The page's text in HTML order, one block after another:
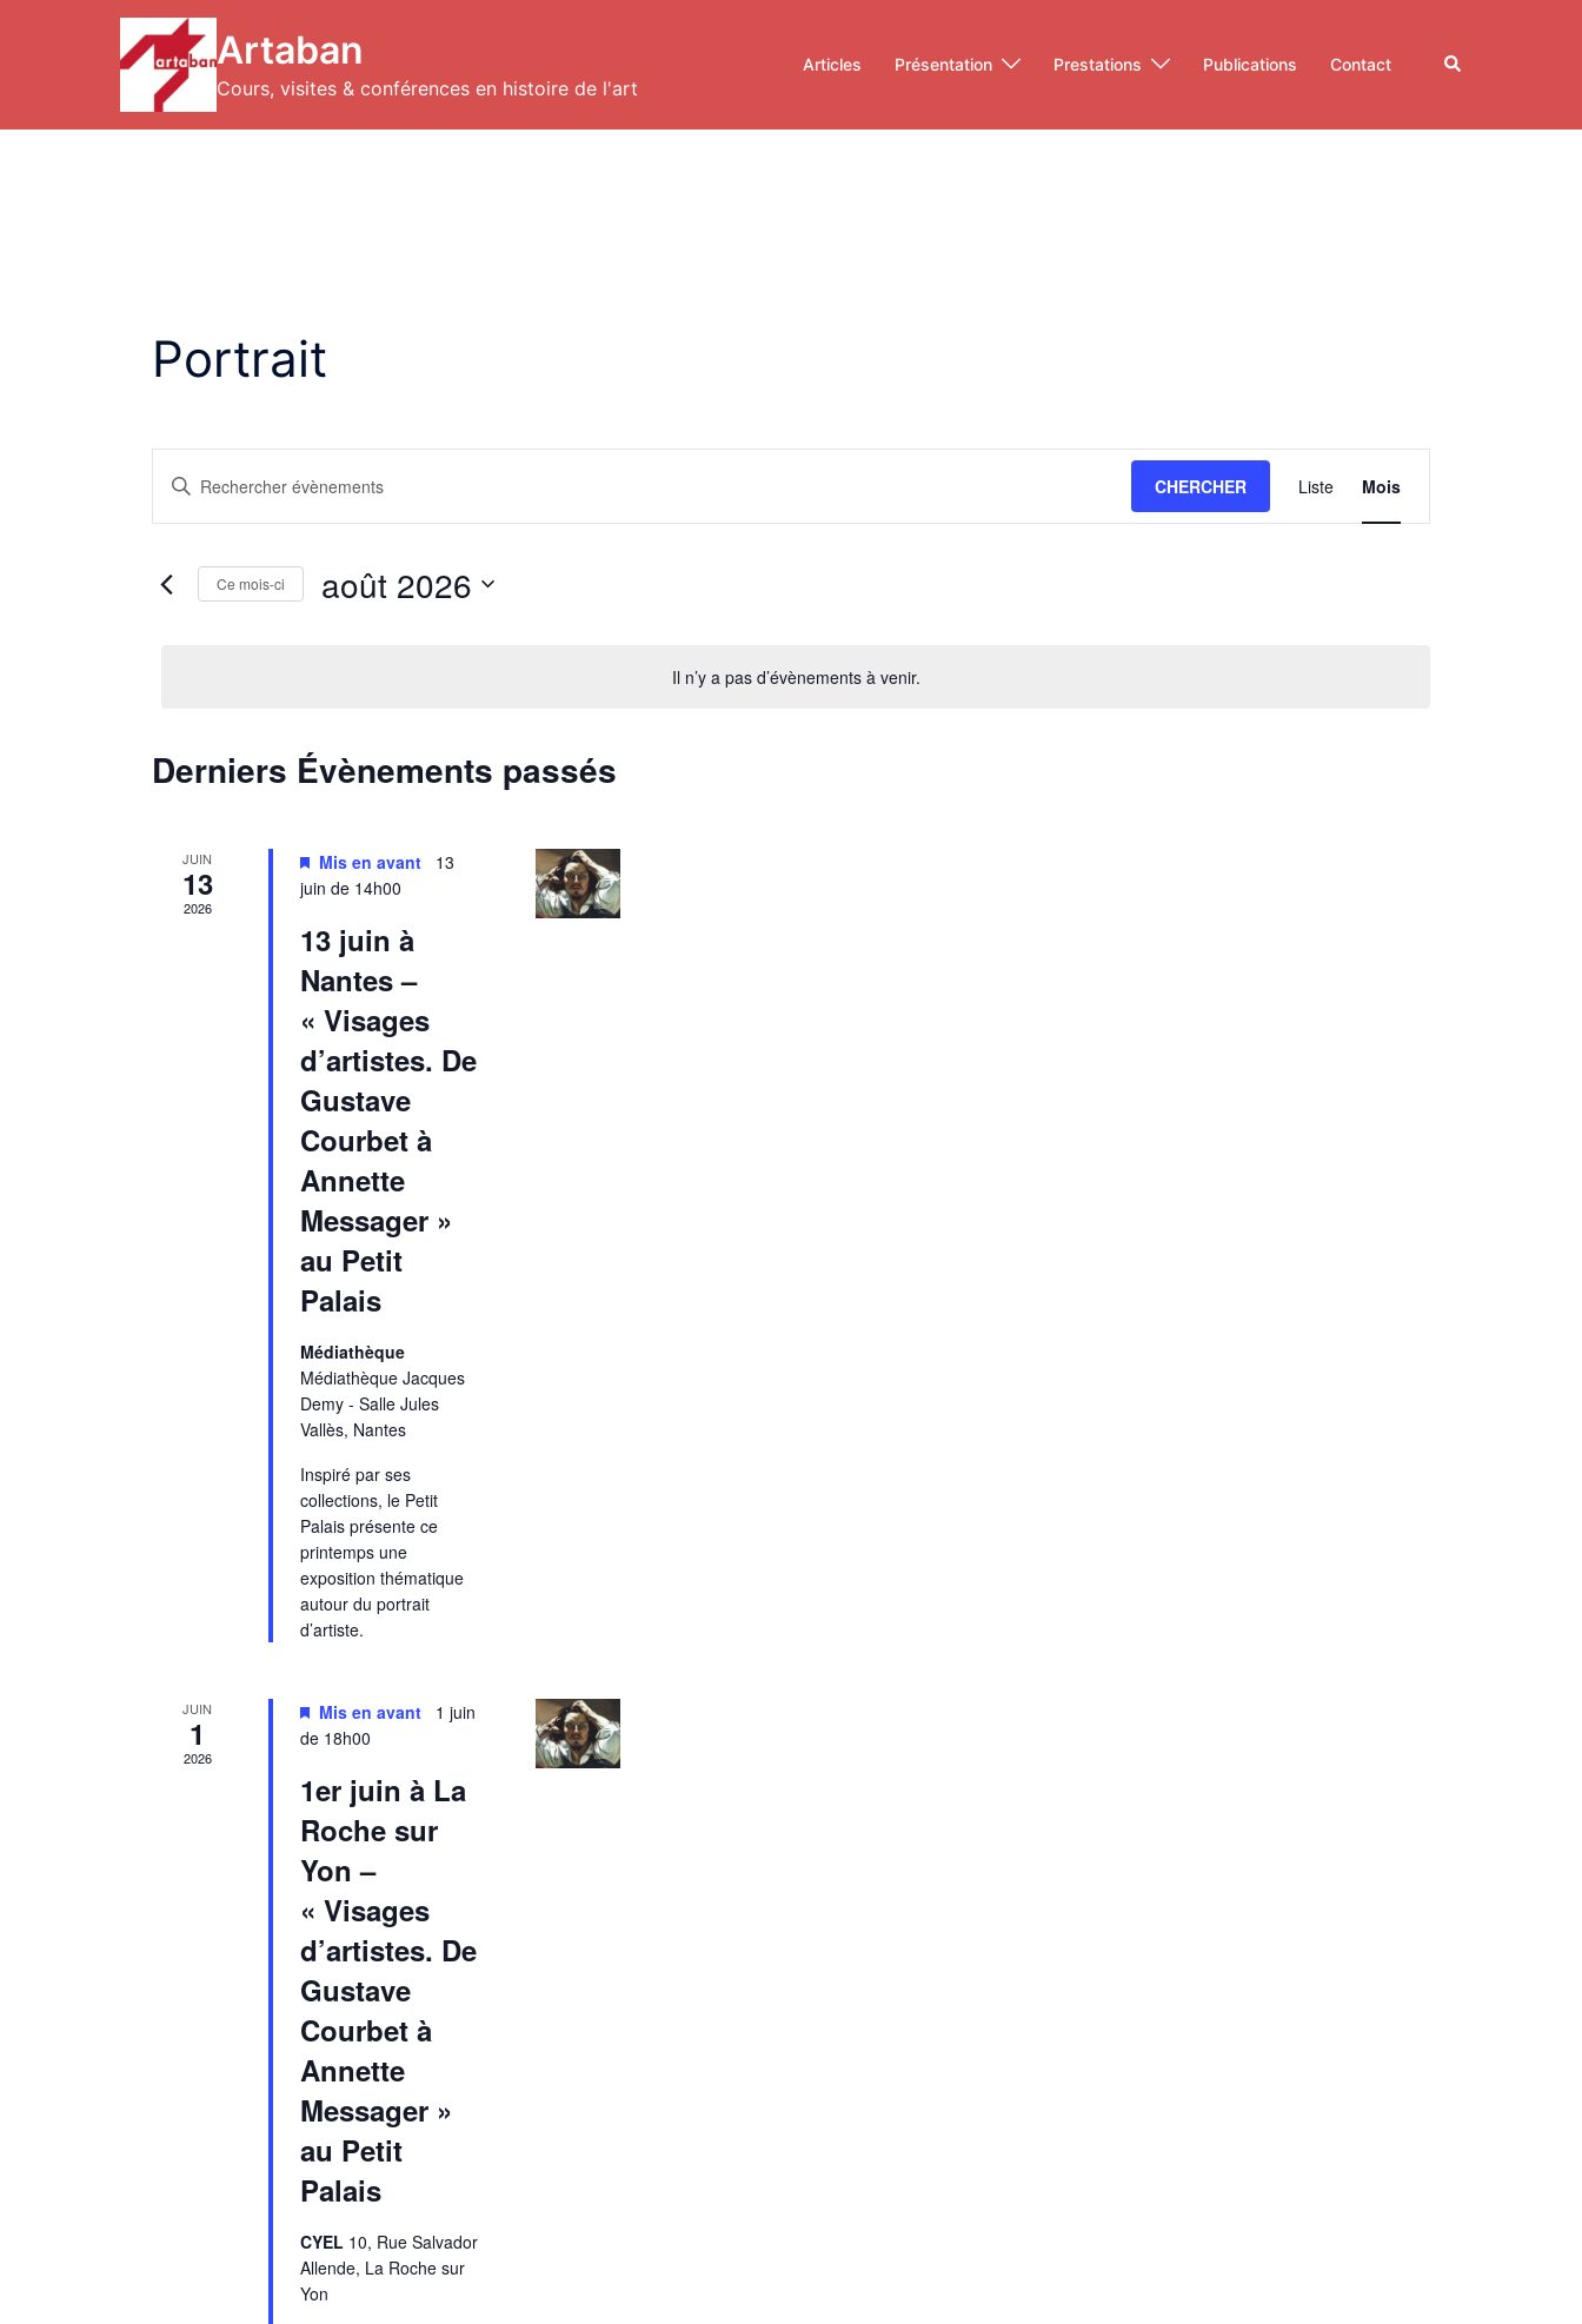
Artaban
Cours, visites & conférences en histoire de l'art
Articles Présentation Prestations Publications Contact Rechercher
Portrait
Il n’y a pas d’évènements à venir.
et
navigation
vues
Évènements
Saisir
mot-
clé.
Évènements
par
CHERCHER
Navigation
de
Liste Mois
Ce mois-ci août 2026
Calendrier
de
Derniers Évènements passés
JUIN
13
2026
Mis en avant
13
juin de 14h00
13 juin à
Nantes –
« Visages
d’artistes. De
Gustave
Courbet à
Annette
Messager »
au Petit
Palais
Médiathèque
Médiathèque Jacques
Demy - Salle Jules
Vallès, Nantes
Inspiré par ses
collections, le Petit
Palais présente ce
printemps une
exposition thématique
autour du portrait
d’artiste.
JUIN
1
2026
Mis en avant
1 juin
de 18h00
1er juin à La
Roche sur
Yon –
« Visages
d’artistes. De
Gustave
Courbet à
Annette
Messager »
au Petit
Palais
CYEL 10, Rue Salvador
Allende, La Roche sur
Yon